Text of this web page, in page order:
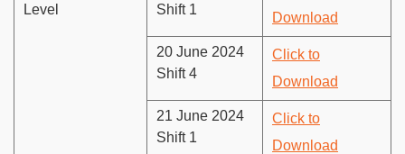
Level
Shift 1
Download
20 June 2024
Shift 4
Click to
Download
21 June 2024
Shift 1
Click to
Download